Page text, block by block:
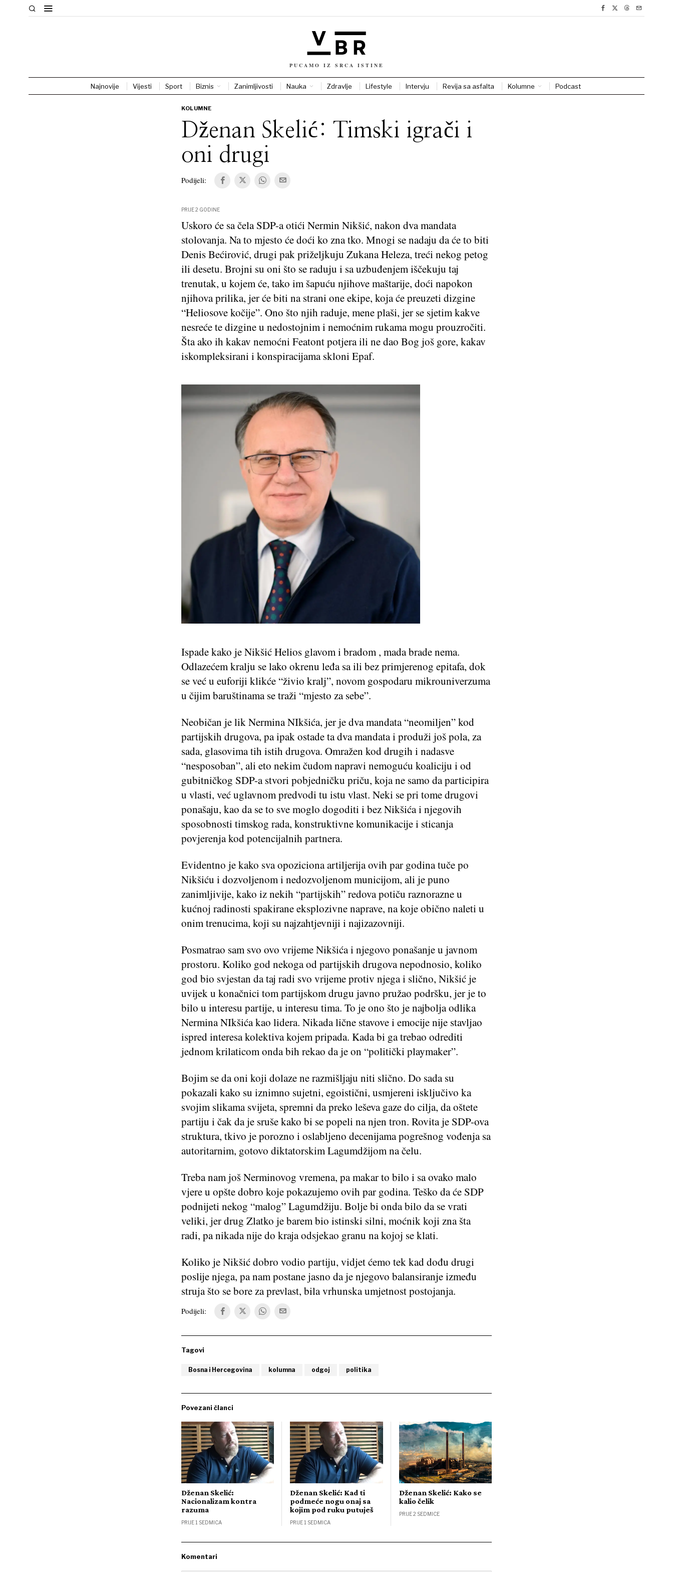
PUCAMO IZ SRCA ISTINE
Najnovije Vijesti Sport Biznis Zanimljivosti Nauka Zdravlje Lifestyle Intervju Revija sa asfalta Kolumne Podcast
KOLUMNE
Dženan Skelić: Timski igrači i
oni drugi
Podijeli:
PRIJE 2 GODINE
Uskoro će sa čela SDP-a otići Nermin Nikšić, nakon dva mandata
stolovanja. Na to mjesto će doći ko zna tko. Mnogi se nadaju da će to biti
Denis Bećirović, drugi pak priželjkuju Zukana Heleza, treći nekog petog
ili desetu. Brojni su oni što se raduju i sa uzbuđenjem iščekuju taj
trenutak, u kojem će, tako im šapuću njihove maštarije, doći napokon
njihova prilika, jer će biti na strani one ekipe, koja će preuzeti dizgine
“Heliosove kočije”. Ono što njih raduje, mene plaši, jer se sjetim kakve
nesreće te dizgine u nedostojnim i nemoćnim rukama mogu prouzročiti.
Šta ako ih kakav nemoćni Featont potjera ili ne dao Bog još gore, kakav
iskompleksirani i konspiracijama skloni Epaf.
Ispade kako je Nikšić Helios glavom i bradom , mada brade nema.
Odlazećem kralju se lako okrenu leđa sa ili bez primjerenog epitafa, dok
se već u euforiji klikće “živio kralj”, novom gospodaru mikrouniverzuma
u čijim baruštinama se traži “mjesto za sebe”.
Neobičan je lik Nermina NIkšića, jer je dva mandata “neomiljen” kod
partijskih drugova, pa ipak ostade ta dva mandata i produži još pola, za
sada, glasovima tih istih drugova. Omražen kod drugih i nadasve
“nesposoban”, ali eto nekim čudom napravi nemoguću koaliciju i od
gubitničkog SDP-a stvori pobjedničku priču, koja ne samo da participira
u vlasti, već uglavnom predvodi tu istu vlast. Neki se pri tome drugovi
ponašaju, kao da se to sve moglo dogoditi i bez Nikšića i njegovih
sposobnosti timskog rada, konstruktivne komunikacije i sticanja
povjerenja kod potencijalnih partnera.
Evidentno je kako sva opoziciona artiljerija ovih par godina tuče po
Nikšiću i dozvoljenom i nedozvoljenom municijom, ali je puno
zanimljivije, kako iz nekih “partijskih” redova potiču raznorazne u
kućnoj radinosti spakirane eksplozivne naprave, na koje obično naleti u
onim trenucima, koji su najzahtjevniji i najizazovniji.
Posmatrao sam svo ovo vrijeme Nikšića i njegovo ponašanje u javnom
prostoru. Koliko god nekoga od partijskih drugova nepodnosio, koliko
god bio svjestan da taj radi svo vrijeme protiv njega i slično, Nikšić je
uvijek u konačnici tom partijskom drugu javno pružao podršku, jer je to
bilo u interesu partije, u interesu tima. To je ono što je najbolja odlika
Nermina NIkšića kao lidera. Nikada lične stavove i emocije nije stavljao
ispred interesa kolektiva kojem pripada. Kada bi ga trebao odrediti
jednom krilaticom onda bih rekao da je on “politički playmaker”.
Bojim se da oni koji dolaze ne razmišljaju niti slično. Do sada su
pokazali kako su iznimno sujetni, egoistični, usmjereni isključivo ka
svojim slikama svijeta, spremni da preko leševa gaze do cilja, da oštete
partiju i čak da je sruše kako bi se popeli na njen tron. Rovita je SDP-ova
struktura, tkivo je porozno i oslabljeno decenijama pogrešnog vođenja sa
autoritarnim, gotovo diktatorskim Lagumdžijom na čelu.
Treba nam još Nerminovog vremena, pa makar to bilo i sa ovako malo
vjere u opšte dobro koje pokazujemo ovih par godina. Teško da će SDP
podnijeti nekog “malog” Lagumdžiju. Bolje bi onda bilo da se vrati
veliki, jer drug Zlatko je barem bio istinski silni, moćnik koji zna šta
radi, pa nikada nije do kraja odsjekao granu na kojoj se klati.
Koliko je Nikšić dobro vodio partiju, vidjet ćemo tek kad dođu drugi
poslije njega, pa nam postane jasno da je njegovo balansiranje između
struja što se bore za prevlast, bila vrhunska umjetnost postojanja.
Podijeli:
Tagovi
Bosna i Hercegovina kolumna odgoj politika
Povezani članci
Dženan Skelić:
Nacionalizam kontra
razuma
PRIJE 1 SEDMICA
Dženan Skelić: Kad ti
podmeće nogu onaj sa
kojim pod ruku putuješ
PRIJE 1 SEDMICA
Dženan Skelić: Kako se
kalio čelik
PRIJE 2 SEDMICE
Komentari